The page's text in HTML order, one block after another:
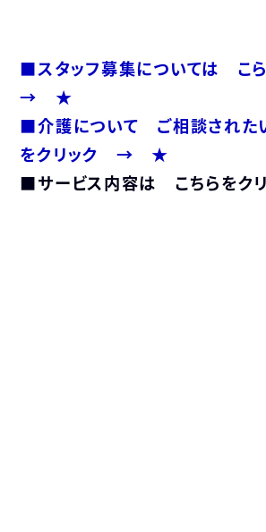
■スタッフ募集については こら
→ ★
■介護について ご相談された
をクリック → ★
■サービス内容は こちらを